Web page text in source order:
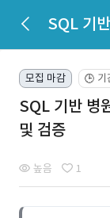
모집 마감 🕒 기
SQL 기반 병
및 검증
높음 1